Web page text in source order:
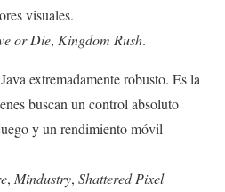
visuales.
or Die, Kingdom Rush.
extremadamente robusto. Es la
buscan un control absoluto
y un rendimiento móvil
, Mindustry, Shattered Pixel